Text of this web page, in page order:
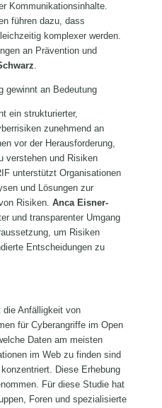
Kommunikationsinhalte.
führen dazu, dass
komplexer werden.
an Prävention und
.
gewinnt an Bedeutung
ein strukturierter,
zunehmend an
vor der Herausforderung,
verstehen und Risiken
unterstützt Organisationen
und Lösungen zur
Risiken. Anca Eisner-
und transparenter Umgang
um Risiken
Entscheidungen zu
die Anfälligkeit von
für Cyberangriffe im Open
Daten am meisten
im Web zu finden sind
Diese Erhebung
Für diese Studie hat
Foren und spezialisierte